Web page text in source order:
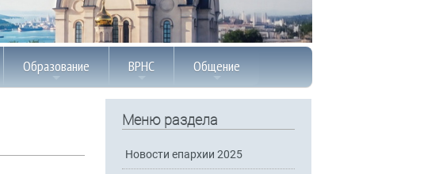
Образование ВРНС Общение
Меню раздела
Новости епархии 2025